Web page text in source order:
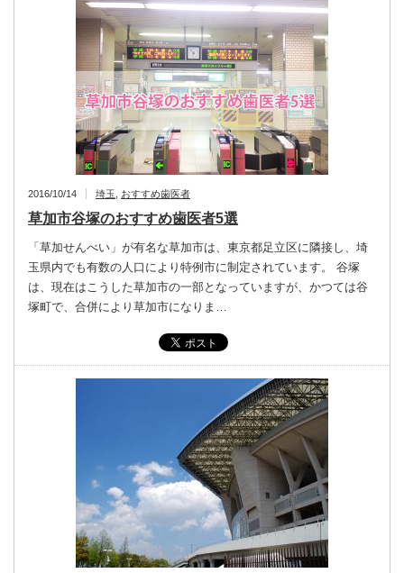
2016/10/14 埼玉 おすすめ歯医者
草加市谷塚のおすすめ歯医者5選
「草加せんべい」が有名な草加市は、東京都足立区に隣接し、埼
玉県内でも有数の人口により特例市に制定されています。 谷塚
は、現在はこうした草加市の一部となっていますが、かつては谷
塚町で、合併により草加市になりま…